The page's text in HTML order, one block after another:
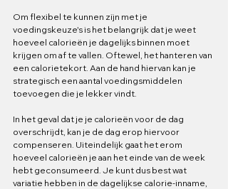
Om flexibel te kunnen zijn met je
voedingskeuze's is het belangrijk dat je weet
hoeveel calorieën je dagelijks binnen moet
krijgen om af te vallen. Oftewel, het hanteren van
een calorietekort. Aan de hand hiervan kan je
strategisch een aantal voedingsmiddelen
toevoegen die je lekker vindt.
In het geval dat je je calorieën voor de dag
overschrijdt, kan je de dag erop hiervoor
compenseren. Uiteindelijk gaat het erom
hoeveel calorieën je aan het einde van de week
hebt geconsumeerd. Je kunt dus best wat
variatie hebben in de dagelijkse calorie-inname,